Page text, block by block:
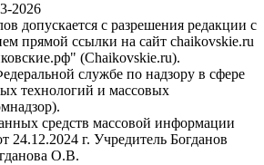
2026
допускается с разрешения редакции с
прямой ссылки на сайт chaikovskie.ru
(Chaikovskie.ru).
службе по надзору в сфере
технологий и массовых
средств массовой информации
г. Учредитель Богданов
О.В.